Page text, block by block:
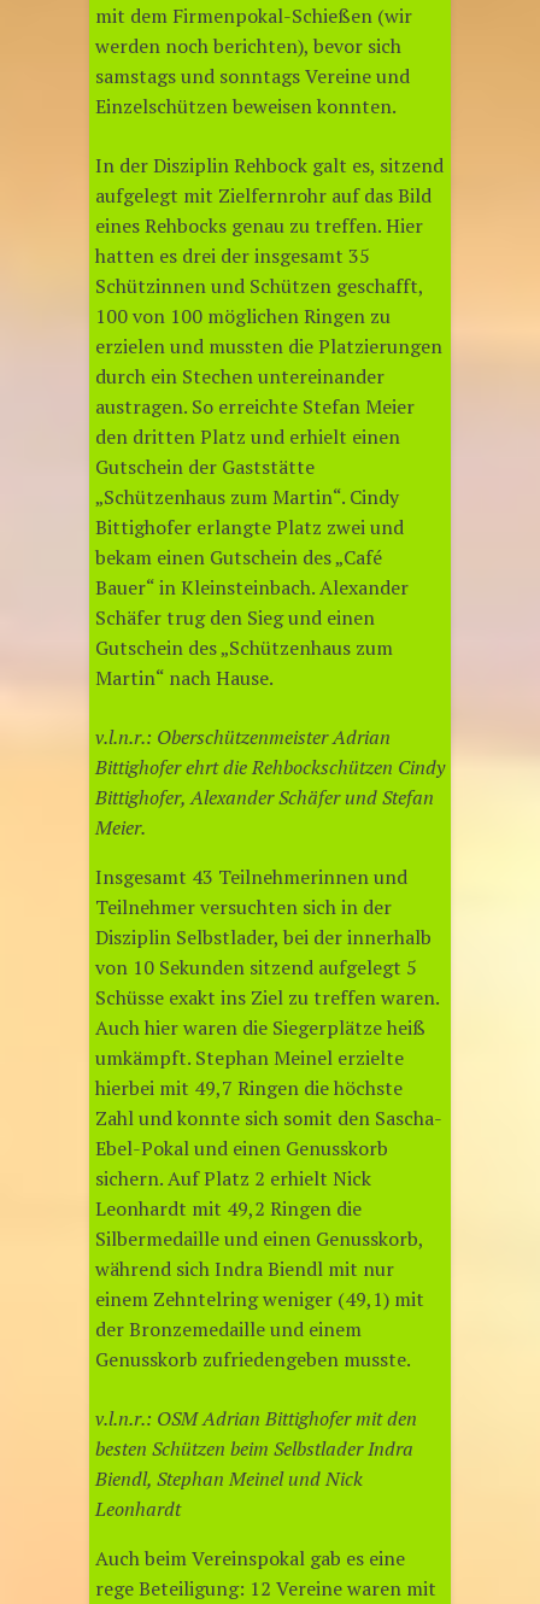
mit dem Firmenpokal-Schießen (wir
werden noch berichten), bevor sich
samstags und sonntags Vereine und
Einzelschützen beweisen konnten.
In der Disziplin Rehbock galt es, sitzend
aufgelegt mit Zielfernrohr auf das Bild
eines Rehbocks genau zu treffen. Hier
hatten es drei der insgesamt 35
Schützinnen und Schützen geschafft,
100 von 100 möglichen Ringen zu
erzielen und mussten die Platzierungen
durch ein Stechen untereinander
austragen. So erreichte Stefan Meier
den dritten Platz und erhielt einen
Gutschein der Gaststätte
„Schützenhaus zum Martin“. Cindy
Bittighofer erlangte Platz zwei und
bekam einen Gutschein des „Café
Bauer“ in Kleinsteinbach. Alexander
Schäfer trug den Sieg und einen
Gutschein des „Schützenhaus zum
Martin“ nach Hause.
v.l.n.r.: Oberschützenmeister Adrian
Bittighofer ehrt die Rehbockschützen Cindy
Bittighofer, Alexander Schäfer und Stefan
Meier.
Insgesamt 43 Teilnehmerinnen und
Teilnehmer versuchten sich in der
Disziplin Selbstlader, bei der innerhalb
von 10 Sekunden sitzend aufgelegt 5
Schüsse exakt ins Ziel zu treffen waren.
Auch hier waren die Siegerplätze heiß
umkämpft. Stephan Meinel erzielte
hierbei mit 49,7 Ringen die höchste
Zahl und konnte sich somit den Sascha-
Ebel-Pokal und einen Genusskorb
sichern. Auf Platz 2 erhielt Nick
Leonhardt mit 49,2 Ringen die
Silbermedaille und einen Genusskorb,
während sich Indra Biendl mit nur
einem Zehntelring weniger (49,1) mit
der Bronzemedaille und einem
Genusskorb zufriedengeben musste.
v.l.n.r.: OSM Adrian Bittighofer mit den
besten Schützen beim Selbstlader Indra
Biendl, Stephan Meinel und Nick
Leonhardt
Auch beim Vereinspokal gab es eine
rege Beteiligung: 12 Vereine waren mit